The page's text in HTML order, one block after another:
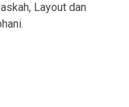
Layout dan